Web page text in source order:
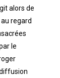
alors de
regard
le